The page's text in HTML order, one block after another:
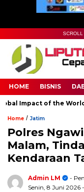
SCROLL
HOME BISNIS
Impact of the World
Home / Jatim
Polres
Malam,
Kendaraan
Admin LM
-
Senin, 8 Juni 2026